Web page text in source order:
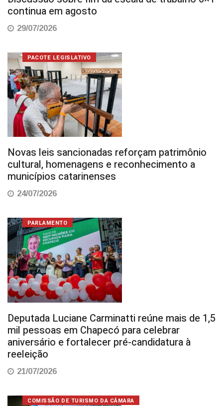
continua em agosto
29/07/2026
PACOTE LEGISLATIVO
Novas leis sancionadas reforçam patrimônio
cultural, homenagens e reconhecimento a
municípios catarinenses
24/07/2026
PARLAMENTO
Deputada Luciane Carminatti reúne mais de 1,5
mil pessoas em Chapecó para celebrar
aniversário e fortalecer pré-candidatura à
reeleição
21/07/2026
COMISSÃO DE TURISMO DA CÂMARA